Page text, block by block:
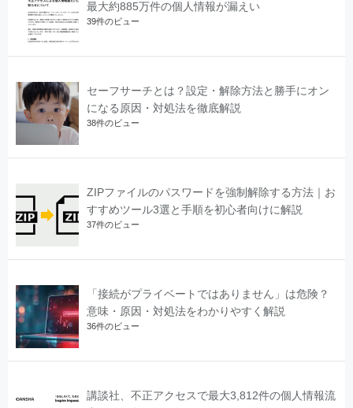
最大約885万件の個人情報が漏えい
39件のビュー
セーフサーチとは？設定・解除方法と勝手にオン
になる原因・対処法を徹底解説
38件のビュー
ZIPファイルのパスワードを強制解除する方法｜お
すすめツール3選と手順を初心者向けに解説
37件のビュー
「接続がプライベートではありません」は危険？
意味・原因・対処法をわかりやすく解説
36件のビュー
講談社、不正アクセスで最大3,812件の個人情報流